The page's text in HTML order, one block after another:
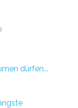
dürfen...